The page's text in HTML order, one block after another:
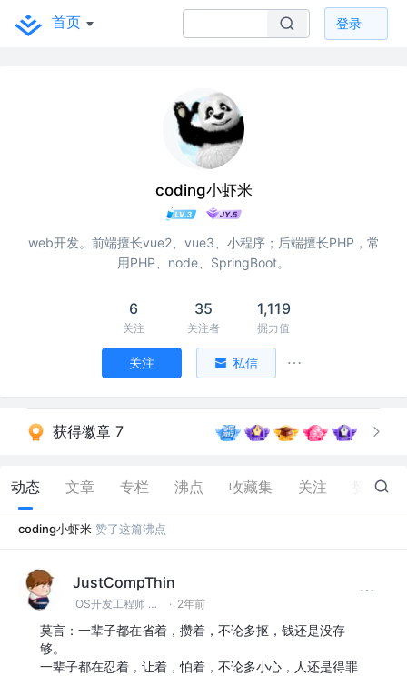
首页 登录
coding小虾米
web开发。前端擅长vue2、vue3、小程序；后端擅长PHP，常
用PHP、node、SpringBoot。
6
关注
35
关注者
1,119
掘力值
关注 私信
获得徽章 7
动态 文章 专栏 沸点 收藏集 关注 11
coding小虾米 赞了这篇沸点
JustCompThin
iOS开发工程师 @开发宇宙指挥部 · 2年前
莫言：一辈子都在省着，攒着，不论多抠，钱还是没存
够。
一辈子都在忍着，让着，怕着，不论多小心，人还是得罪